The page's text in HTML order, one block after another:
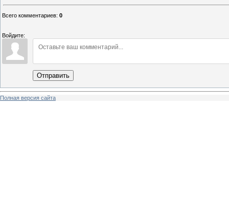
Всего комментариев: 0
Войдите:
Отправить
Полная версия сайта